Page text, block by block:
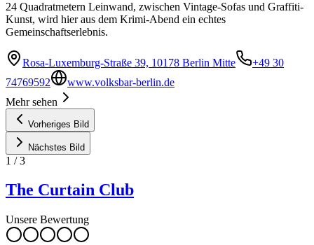
24 Quadratmetern Leinwand, zwischen Vintage-Sofas und Graffiti-
Kunst, wird hier aus dem Krimi-Abend ein echtes
Gemeinschaftserlebnis.
Rosa-Luxemburg-Straße 39, 10178 Berlin Mitte
+49 30
74769592
www.volksbar-berlin.de
Mehr sehen
Vorheriges Bild
Nächstes Bild
1 /3
The Curtain Club
Unsere Bewertung